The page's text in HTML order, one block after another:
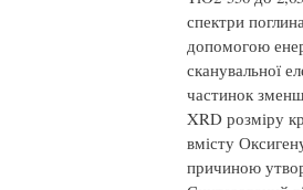
спектри
допомогою
сканувальної
частинок
XRD розміру
вмісту
причиною